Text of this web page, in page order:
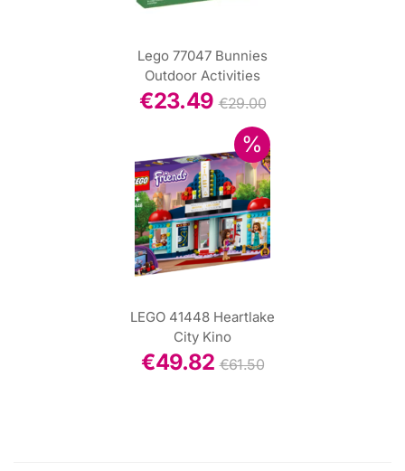
Lego 77047 Bunnies
Outdoor Activities
€23.49 €29.00
LEGO 41448 Heartlake
City Kino
€49.82 €61.50